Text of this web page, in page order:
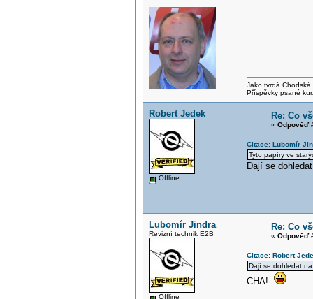
Jako tvrdá
Příspěvky psané
Robert Jedek
Offline
Re: Co
« Odpověď
Citace: Lubomír
Tyto papíry ve
Dají se
Lubomír Jindra
Revizní technik E2B
Offline
Re: Co
« Odpověď
Citace: Robert
Dají se dohledat
CHA!